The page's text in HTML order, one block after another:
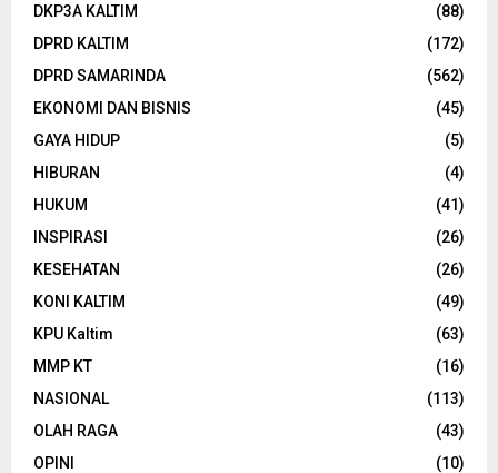
DKP3A KALTIM
(88)
DPRD KALTIM
(172)
DPRD SAMARINDA
(562)
EKONOMI DAN BISNIS
(45)
GAYA HIDUP
(5)
HIBURAN
(4)
HUKUM
(41)
INSPIRASI
(26)
KESEHATAN
(26)
KONI KALTIM
(49)
KPU Kaltim
(63)
MMP KT
(16)
NASIONAL
(113)
OLAH RAGA
(43)
OPINI
(10)